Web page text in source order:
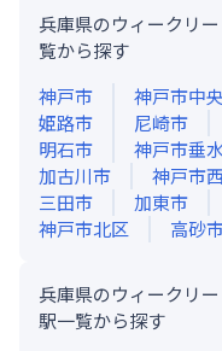
兵庫県のウィークリ
覧から探す
神戸市
神戸市中
姫路市
尼崎市
明石市
神戸市垂
加古川市
神戸市
三田市
加東市
神戸市北区
高砂
兵庫県のウィークリ
駅一覧から探す